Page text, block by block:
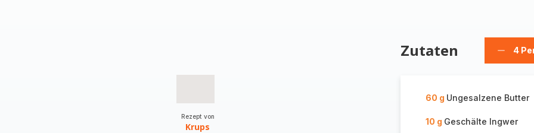
Rezept von
Krups
Zutaten 4
60 g Ungesalzene Butter
10 g Geschälte Ingwer